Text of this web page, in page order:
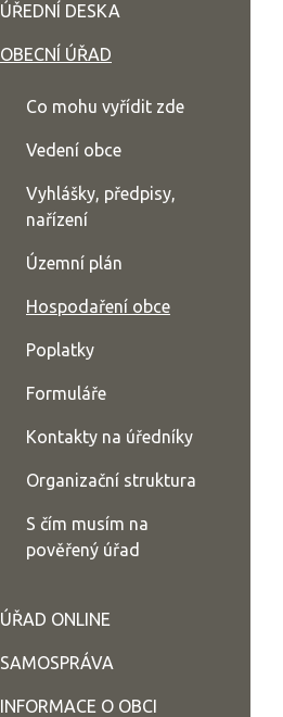
ÚŘEDNÍ DESKA
OBECNÍ ÚŘAD
Co mohu vyřídit zde
Vedení obce
Vyhlášky, předpisy,
nařízení
Územní plán
Hospodaření obce
Poplatky
Formuláře
Kontakty na úředníky
Organizační struktura
S čím musím na
pověřený úřad
ÚŘAD ONLINE
SAMOSPRÁVA
INFORMACE O OBCI